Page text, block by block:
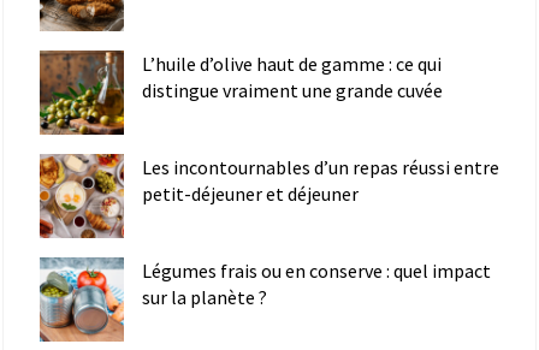
L’huile d’olive haut de gamme : ce qui
distingue vraiment une grande cuvée
Les incontournables d’un repas réussi entre
petit-déjeuner et déjeuner
Légumes frais ou en conserve : quel impact
sur la planète ?